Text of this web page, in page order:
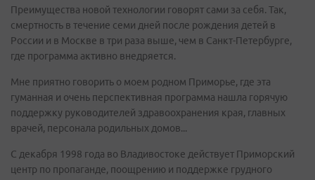
Преимущества новой технологии говорят сами за себя. Так,
смертность в течение семи дней после рождения детей в
России и в Москве в три раза выше, чем в Санкт-Петербурге,
где программа активно внедряется.
Мне приятно говорить о моем родном Приморье, где эта
гуманная и очень перспективная программа нашла горячую
поддержку руководителей здравоохранения края, главных
врачей, персонала родильных домов...
С декабря 1998 года во Владивостоке действует Приморский
центр по пропаганде, поощрению и поддержке грудного